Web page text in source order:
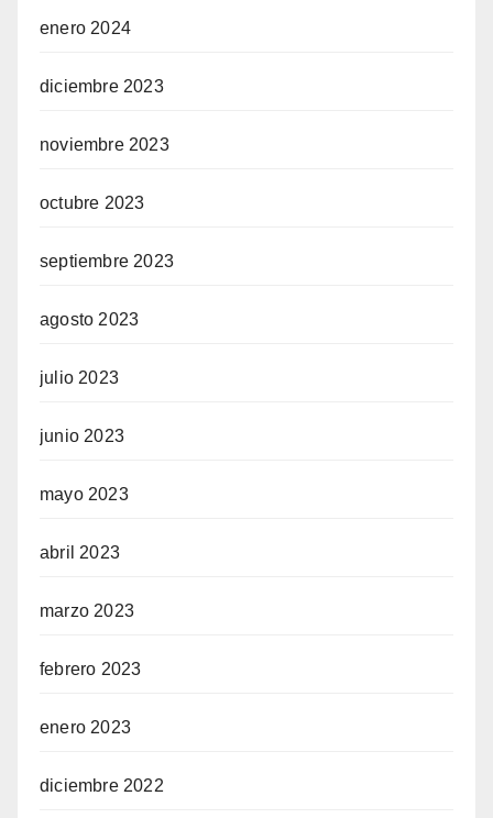
enero 2024
diciembre 2023
noviembre 2023
octubre 2023
septiembre 2023
agosto 2023
julio 2023
junio 2023
mayo 2023
abril 2023
marzo 2023
febrero 2023
enero 2023
diciembre 2022